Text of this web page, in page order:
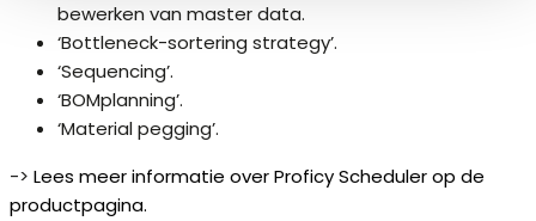
bewerken van master data.
‘Bottleneck-sortering strategy’.
‘Sequencing’.
‘BOMplanning’.
‘Material pegging’.
-> Lees meer informatie over Proficy Scheduler op de
productpagina.